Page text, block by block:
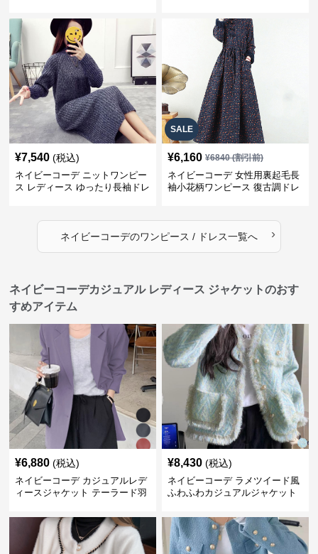
¥7,540 (税込)
ネイビーコーデ ニットワンピー
ス レディース ゆったり長袖ドレ
SALE
¥6,160 ¥6840(割引前)
ネイビーコーデ 女性用裏起毛長
袖小花柄ワンピース 復古調ドレ
ネイビーコーデのワンピース / ドレス一覧へ ›
ネイビーコーデカジュアル レディース ジャケットのおす
すめアイテム
¥6,880 (税込)
ネイビーコーデ カジュアルレデ
ィースジャケット テーラード羽
¥8,430 (税込)
ネイビーコーデ ラメツイード風
ふわふわカジュアルジャケット